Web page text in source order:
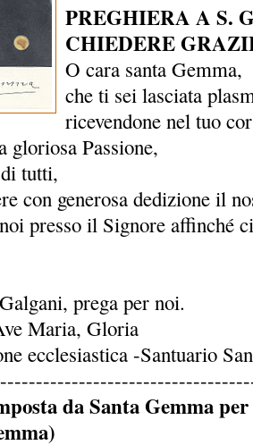
PREGHIERA A S.
CHIEDERE
O cara santa Gemma,
che ti sei lasciata
ricevendone nel tuo
gloriosa Passione,
tutti,
con generosa dedizione il
presso il Signore affinché
prega per noi.
Maria, Gloria
ecclesiastica -Santuario
da Santa Gemma